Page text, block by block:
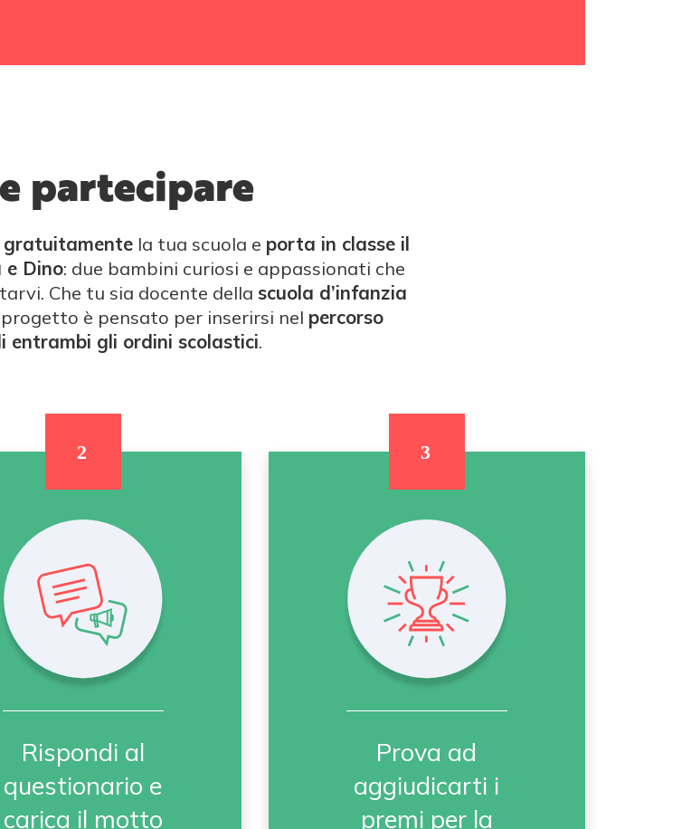
partecipare
la tua scuola e porta in classe il
e Dino: due bambini curiosi e appassionati che
Che tu sia docente della scuola d’infanzia
progetto è pensato per inserirsi nel percorso
entrambi gli ordini scolastici.
Rispondi al
questionario e
carica il motto
Prova ad
aggiudicarti i
premi per la